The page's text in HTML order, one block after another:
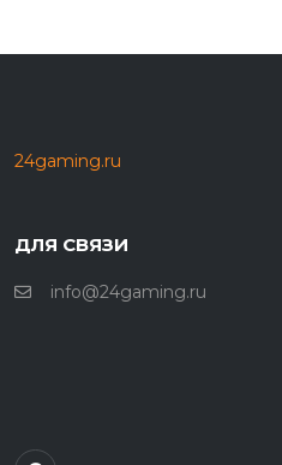
24gaming.ru
ДЛЯ СВЯЗИ
info@24gaming.ru